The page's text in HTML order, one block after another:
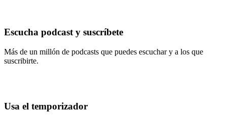
Escucha podcast y suscríbete
Más de un millón de podcasts que puedes escuchar y a los que
suscribirte.
Usa el temporizador